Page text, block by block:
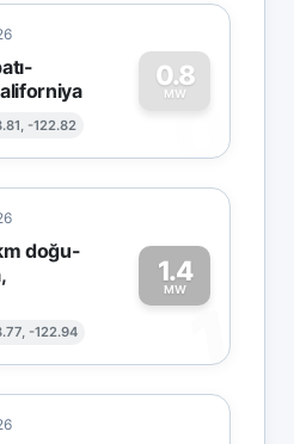
-122.82
0.8
MW
0
doğu-
-122.94
1.4
MW
1